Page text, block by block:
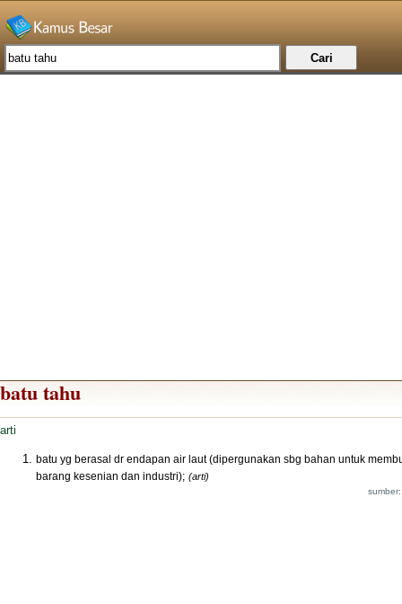
batu tahu
arti
batu yg berasal dr endapan air laut (dipergunakan sbg bahan untuk
barang kesenian dan industri); (arti)